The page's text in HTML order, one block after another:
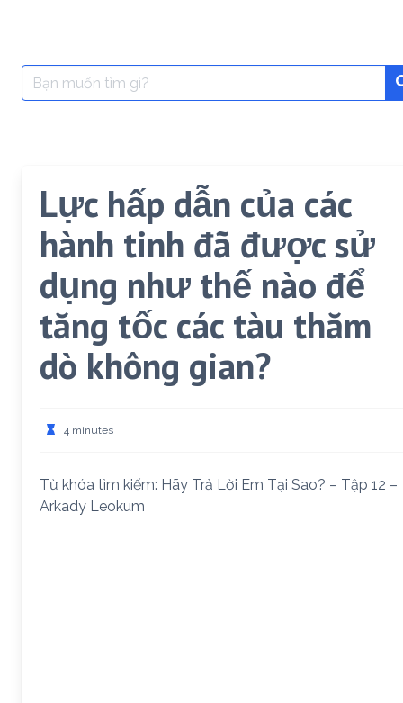
Search
for:
Lực hấp dẫn của các
hành tinh đã được sử
dụng như thế nào để
tăng tốc các tàu thăm
dò không gian?
4 minutes
Từ khóa tìm kiếm: Hãy Trả Lời Em Tại Sao? – Tập 12 –
Arkady Leokum